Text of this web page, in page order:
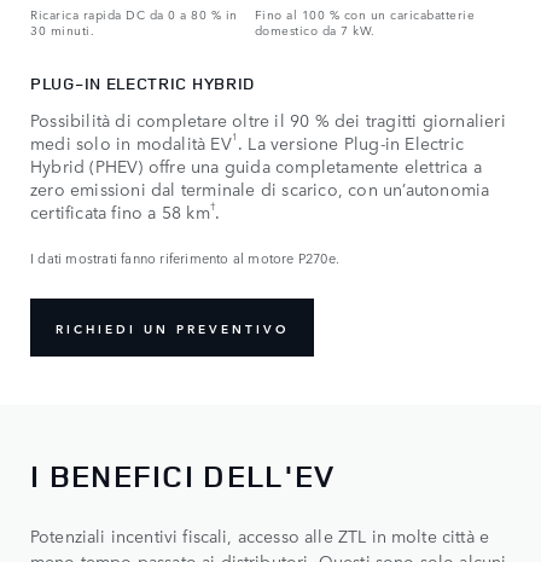
Ricarica rapida DC da 0 a 80 % in
30 minuti.
Fino al 100 % con un caricabatterie
domestico da 7 kW.
PLUG-IN ELECTRIC HYBRID
Possibilità di completare oltre il 90 % dei tragitti giornalieri
medi solo in modalità EV1 . La versione Plug-in Electric
Hybrid (PHEV) offre una guida completamente elettrica a
zero emissioni dal terminale di scarico, con un’autonomia
certificata fino a 58 km†.
I dati mostrati fanno riferimento al motore P270e.
RICHIEDI UN PREVENTIVO
​I BENEFICI DELL'EV​
Potenziali incentivi fiscali, accesso alle ZTL in molte città e